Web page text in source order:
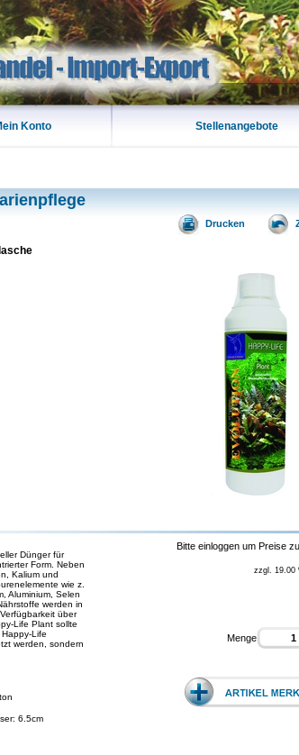
Konto Stellenangebote
Drucken
Dünger für
Form. Neben
Kalium und
wie z.
Aluminium, Selen
werden in
über
Life Plant sollte
Life
werden, sondern
6.5cm
Bitte einloggen um Preise
zzgl. 19.00
Menge